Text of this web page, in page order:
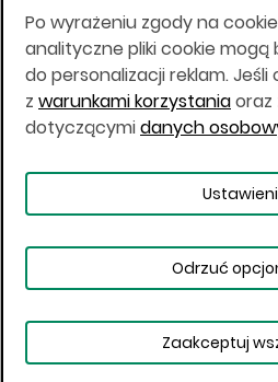
Japonii, ani w dowolnej innej
taki materiał byłby
których zgodne z prawem
inwestycyjnych nie jest
jest możliwe złożenie oferty.
w danej jurysdykcji określają,
nabycie poszczególnych
Copyright © 2026 BOŚ |
Warunki korzystania
Dane
Obserwowane
Po wyrażeniu zgody na
analityczne pliki cookie
do personalizacji reklam.
z warunkami korzystaniaoraz
dotyczącymidanych
Odrzuć
Zaakceptuj